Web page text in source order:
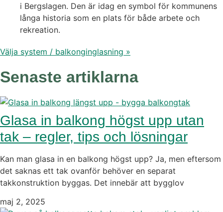
i Bergslagen. Den är idag en symbol för kommunens
långa historia som en plats för både arbete och
rekreation.
Välja system / balkonginglasning »
Senaste artiklarna
Glasa in balkong högst upp utan
tak – regler, tips och lösningar
Kan man glasa in en balkong högst upp? Ja, men eftersom
det saknas ett tak ovanför behöver en separat
takkonstruktion byggas. Det innebär att bygglov
maj 2, 2025